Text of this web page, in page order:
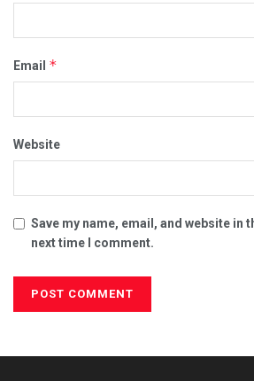
Email *
Website
Save my name, email, and website in
next time I comment.